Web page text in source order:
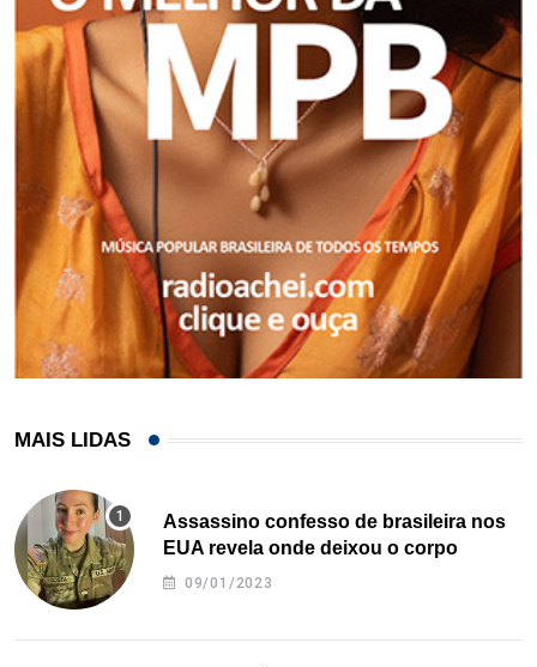
MAIS LIDAS
Assassino confesso de brasileira nos
EUA revela onde deixou o corpo
09/01/2023